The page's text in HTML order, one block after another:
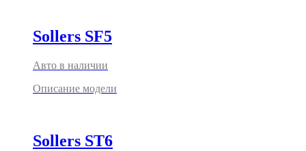
Sollers SF5
Авто в наличии
Описание модели
Sollers ST6